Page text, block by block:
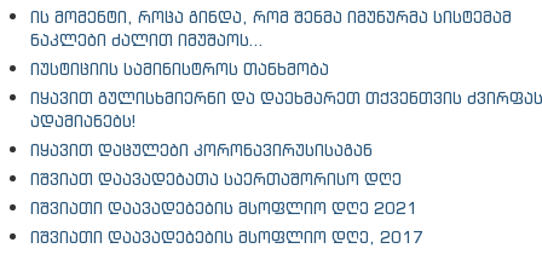
ის მომენტი, როცა გინდა, რომ შენმა იმუნურმა სისტემამ
ნაკლები ძალით იმუშაოს…
იუსტიციის სამინისტროს თანხმობა
იყავით გულისხმიერნი და დაეხმარეთ თქვენთვის ძვირფას
ადამიანებს!
იყავით დაცულები კორონავირუსისაგან
იშვიათ დაავადებათა საერთაშორისო დღე
იშვიათი დაავადებების მსოფლიო დღე 2021
იშვიათი დაავადებების მსოფლიო დღე, 2017